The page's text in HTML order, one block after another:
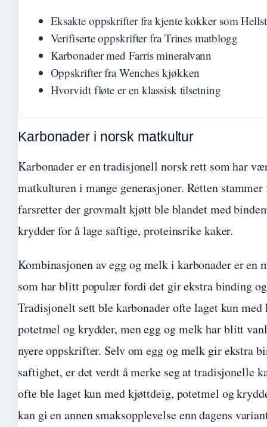
Eksakte oppskrifter fra kjente kokker som
Verifiserte oppskrifter fra Trines matblogg
Karbonader med Farris mineralvann
Oppskrifter fra Wenches kjøkken
Hvorvidt fløte er en klassisk tilsetning
Karbonader i norsk matkultur
Karbonader er en tradisjonell norsk rett som har
matkulturen i mange generasjoner. Retten stammer
farsretter der grovmalt kjøtt ble blandet med
krydder for å lage saftige, proteinsrike kaker.
Kombinasjonen av egg og melk i karbonader er en
som har blitt populær fordi det gir ekstra binding
Tradisjonelt sett ble karbonader ofte laget kun
potetmel og krydder, men egg og melk har blitt
nyere oppskrifter. Selv om egg og melk gir ekstra
saftighet, er det verdt å merke seg at tradisjonelle
ofte ble laget kun med kjøttdeig, potetmel og
kan gi en annen smaksopplevelse enn dagens